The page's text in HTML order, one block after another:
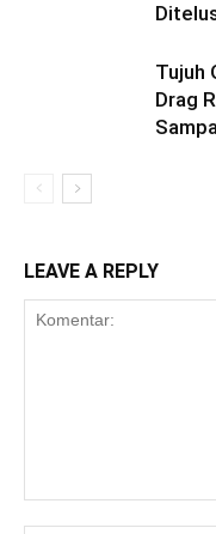
Tujuh
Drag
LEAVE A REPLY